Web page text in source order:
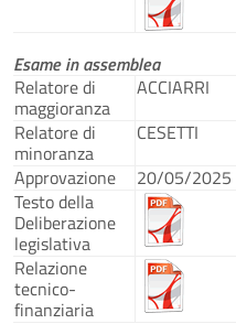
Esame in assemblea
Relatore di
maggioranza
ACCIARRI
Relatore di
minoranza
CESETTI
Approvazione
20/05/2025
Testo della
Deliberazione
legislativa
Relazione
tecnico-
finanziaria